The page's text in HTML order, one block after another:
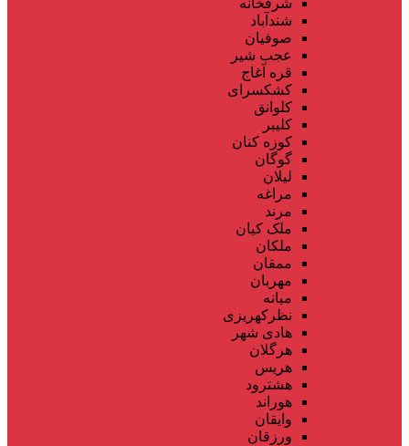
شندآباد
صوفیان
عجب شیر
قره آغاج
کشکسرای
کلوانق
کلیبر
کوزه کنان
گوگان
لیلان
مراغه
مرند
ملک کیان
ملکان
ممقان
مهربان
میانه
نظرکهریزی
هادی شهر
هرگلان
هریس
هشترود
هوراند
وایقان
ورزقان